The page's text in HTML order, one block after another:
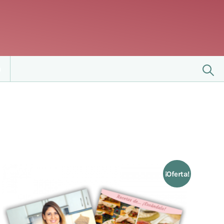
¡Oferta!